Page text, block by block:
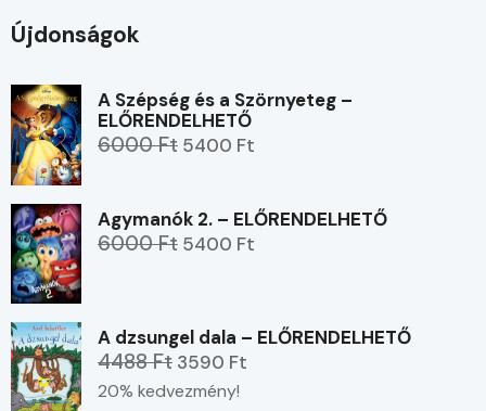
Újdonságok
A Szépség és a Szörnyeteg –
ELŐRENDELHETŐ
6000 Ft 5400 Ft
Agymanók 2. – ELŐRENDELHETŐ
6000 Ft 5400 Ft
A dzsungel dala – ELŐRENDELHETŐ
4488 Ft 3590 Ft
20% kedvezmény!